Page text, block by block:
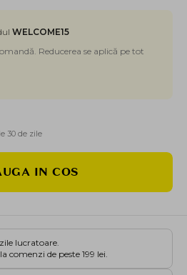
WELCOME15
Reducerea se aplică pe tot
30 de zile
IN COS
lucratoare.
de peste 199 lei.